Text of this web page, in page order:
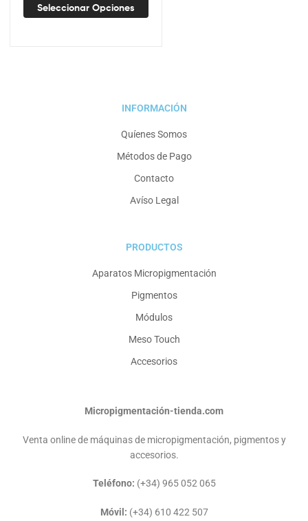
Seleccionar Opciones
INFORMACIÓN
Quíenes Somos
Métodos de Pago
Contacto
Avíso Legal
PRODUCTOS
Aparatos Micropigmentación
Pigmentos
Módulos
Meso Touch
Accesorios
Micropigmentación-tienda.com
Venta online de máquinas de micropigmentación, pigmentos y
accesorios.
Teléfono: (+34) 965 052 065
Móvil: (+34) 610 422 507